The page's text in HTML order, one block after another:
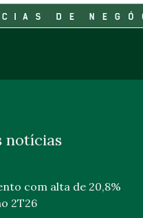
notícias
com alta de 20,8%
2T26